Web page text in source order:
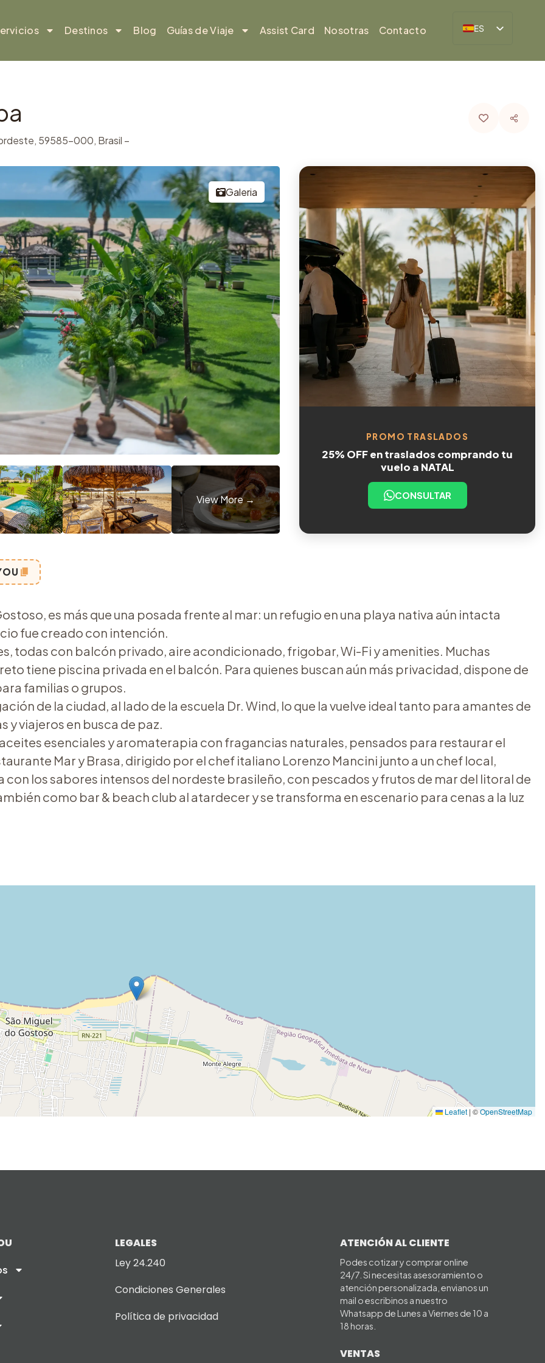
Destinos Blog Guías de Viaje Assist Card Nosotras Contacto
ES
59585-000, Brasil –
Galeria
PROMO TRASLADOS
25% OFF en traslados comprando tu
vuelo a NATAL
CONSULTAR
es más que una posada frente al mar: un refugio en una playa nativa aún intacta
fue creado con intención.
todas con balcón privado, aire acondicionado, frigobar, Wi-Fi y amenities. Muchas
tiene piscina privada en el balcón. Para quienes buscan aún más privacidad, dispone de
familias o grupos.
de la ciudad, al lado de la escuela Dr. Wind, lo que la vuelve ideal tanto para amantes de
y viajeros en busca de paz.
esenciales y aromaterapia con fragancias naturales, pensados para restaurar el
Mar y Brasa, dirigido por el chef italiano Lorenzo Mancini junto a un chef local,
los sabores intensos del nordeste brasileño, con pescados y frutos de mar del litoral de
como bar & beach club al atardecer y se transforma en escenario para cenas a la luz
Leaflet | ©OpenStreetMap
LEGALES
Ley 24.240
Condiciones Generales
Política de privacidad
ATENCIÓN AL CLIENTE
Podes cotizar y comprar online
24/7. Si necesitas asesoramiento o
atención personalizada, envianos un
mail o escribinos a nuestro
Whatsapp de Lunes a Viernes de 10 a
18 horas.
VENTAS